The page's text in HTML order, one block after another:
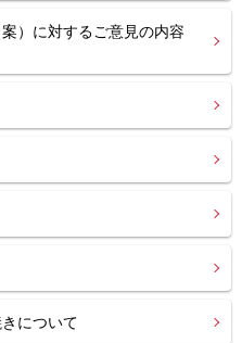
）に対するご意見の内容
について